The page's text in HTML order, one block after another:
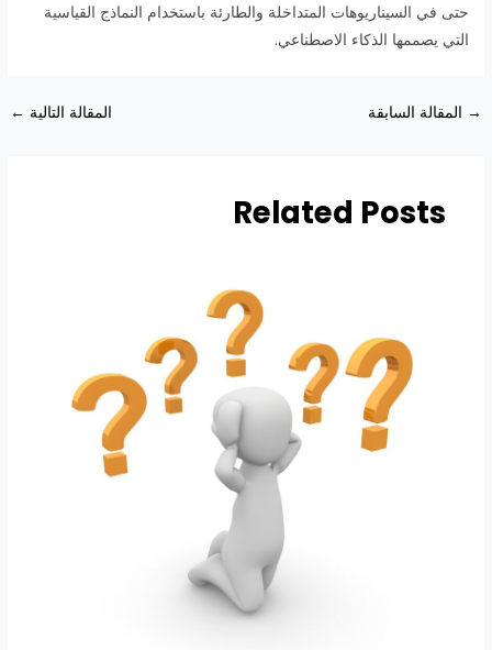
حتى في السيناريوهات المتداخلة والطارئة باستخدام النماذج القياسية
التي يصممها الذكاء الاصطناعي.
→ المقالة السابقة المقالة التالية ←
Related Posts